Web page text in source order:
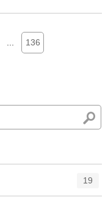
136
19